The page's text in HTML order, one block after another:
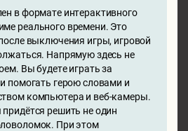
в формате интерактивного
реального времени. Это
выключения игры, игровой
Напрямую здесь не
Вы будете играть за
помогать герою словами и
компьютера и веб-камеры.
решить не один
При этом